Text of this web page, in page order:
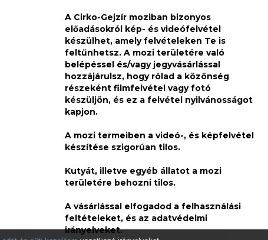
A Cirko-Gejzír moziban bizonyos
előadásokról kép- és videófelvétel
készülhet, amely felvételeken Te is
feltűnhetsz. A mozi területére való
belépéssel és/vagy jegyvásárlással
hozzájárulsz, hogy rólad a közönség
részeként filmfelvétel vagy fotó
készüljön, és ez a felvétel nyilvánosságot
kapjon.
A mozi termeiben a videó-, és képfelvétel
készítése szigorúan tilos.
Kutyát, illetve egyéb állatot a mozi
területére behozni tilos.
A vásárlással elfogadod a felhasználási
feltételeket, és az adatvédelmi
irányelveket.